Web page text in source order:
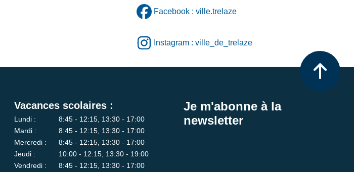
Facebook : ville.trelaze
Instagram : ville_de_trelaze
Vacances scolaires :
Lundi :
8:45 - 12:15, 13:30 - 17:00
Mardi :
8:45 - 12:15, 13:30 - 17:00
Mercredi :
8:45 - 12:15, 13:30 - 17:00
Jeudi :
10:00 - 12:15, 13:30 - 19:00
Vendredi :
8:45 - 12:15, 13:30 - 17:00
Je m'abonne à la
newsletter